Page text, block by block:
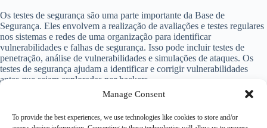
Manage Consent
To provide the best experiences, we use technologies like cookies to store and/or
Os testes de segurança são uma parte importante da Base de
Segurança. Eles envolvem a realização de avaliações e testes regulares
nos sistemas e redes de uma organização para identificar
vulnerabilidades e falhas de segurança. Isso pode incluir testes de
penetração, análise de vulnerabilidades e simulações de ataques. Os
testes de segurança ajudam a identificar e corrigir vulnerabilidades
antes que sejam exploradas por hackers.